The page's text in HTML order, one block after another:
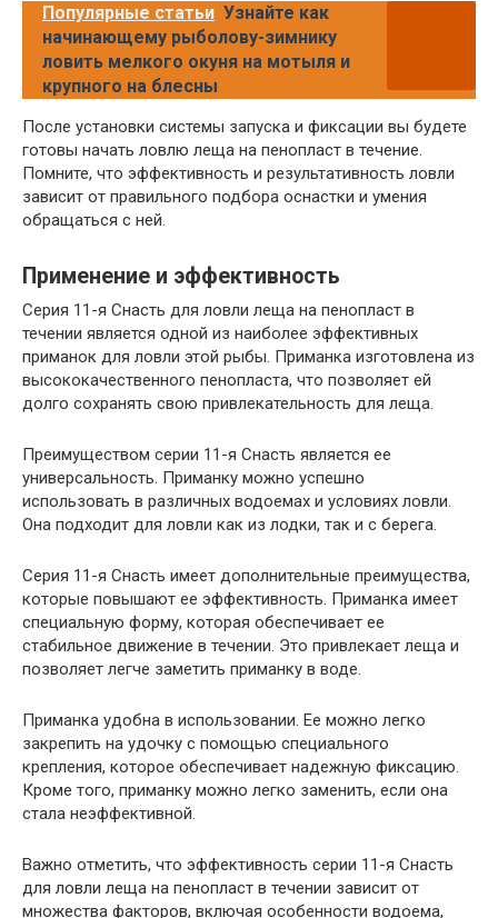
Популярные статьи Узнайте как
начинающему рыболову-зимнику
ловить мелкого окуня на мотыля и
крупного на блесны
После установки системы запуска и фиксации вы будете
готовы начать ловлю леща на пенопласт в течение.
Помните, что эффективность и результативность ловли
зависит от правильного подбора оснастки и умения
обращаться с ней.
Применение и эффективность
Серия 11-я Снасть для ловли леща на пенопласт в
течении является одной из наиболее эффективных
приманок для ловли этой рыбы. Приманка изготовлена из
высококачественного пенопласта, что позволяет ей
долго сохранять свою привлекательность для леща.
Преимуществом серии 11-я Снасть является ее
универсальность. Приманку можно успешно
использовать в различных водоемах и условиях ловли.
Она подходит для ловли как из лодки, так и с берега.
Серия 11-я Снасть имеет дополнительные преимущества,
которые повышают ее эффективность. Приманка имеет
специальную форму, которая обеспечивает ее
стабильное движение в течении. Это привлекает леща и
позволяет легче заметить приманку в воде.
Приманка удобна в использовании. Ее можно легко
закрепить на удочку с помощью специального
крепления, которое обеспечивает надежную фиксацию.
Кроме того, приманку можно легко заменить, если она
стала неэффективной.
Важно отметить, что эффективность серии 11-я Снасть
для ловли леща на пенопласт в течении зависит от
множества факторов, включая особенности водоема,